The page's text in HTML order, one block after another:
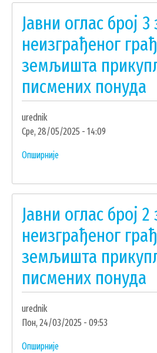
ДОКУМЕНТА
КОНТАКТИ
ВАЖНИ ТЕЛЕФОНИ
SEARCH
FORM
ПРЕТРАЖИ
број
4
отуђење
неизграђеног
земљишта
прикупљањем
понуда
Јавни оглас број
неизграђеног
земљишта
писмених понуда
urednik
Сре, 28/05/2025 - 14:09
Опширније
оглас
број
3
отуђење
неизграђеног
земљишта
прикупљањем
понуда
Јавни оглас број
неизграђеног
земљишта
писмених понуда
urednik
Пон, 24/03/2025 - 09:53
Опширније